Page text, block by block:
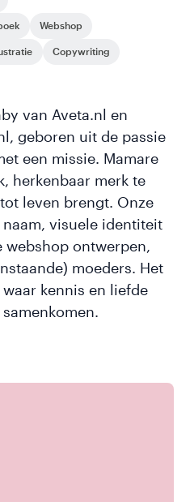
Webshop
Copywriting
van Aveta.nl en
geboren uit de passie
een missie. Mamare
herkenbaar merk te
leven brengt. Onze
visuele identiteit
ontwerpen,
moeders. Het
kennis en liefde